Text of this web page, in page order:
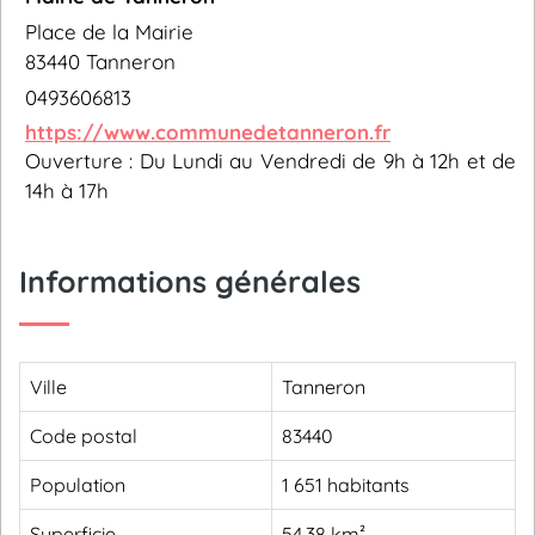
Place de la Mairie
83440 Tanneron
0493606813
https://www.communedetanneron.fr
Ouverture : Du Lundi au Vendredi de 9h à 12h et de
14h à 17h
Informations générales
Ville Tanneron
Code postal 83440
Population 1 651 habitants